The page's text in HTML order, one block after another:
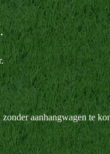
aanhangwagen te